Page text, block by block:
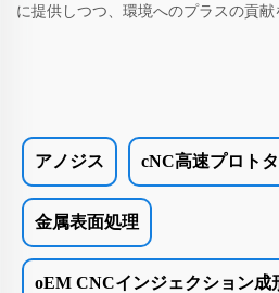
に提供しつつ、環境へのプラスの貢献
アノジス cNC高速プロト
金属表面処理
oEM CNCインジェクション成